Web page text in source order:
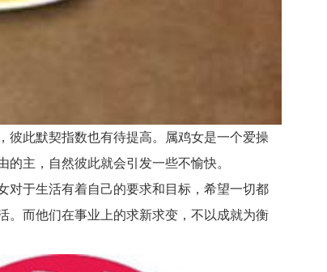
此默契指数也有待提高。属鸡女是一个爱操
主，自然彼此就会引发一些不愉快。
于生活有着自己的要求和目标，希望一切都
。而他们在事业上的求新求变，不以成就为衡